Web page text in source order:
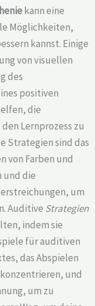
kann eine
Möglichkeiten,
kannst. Einige
von visuellen
des
positiven
die
Lernprozess zu
Strategien sind das
von Farben und
und die
um
Auditive Strategien
indem sie
für auditiven
das Abspielen
und
um zu